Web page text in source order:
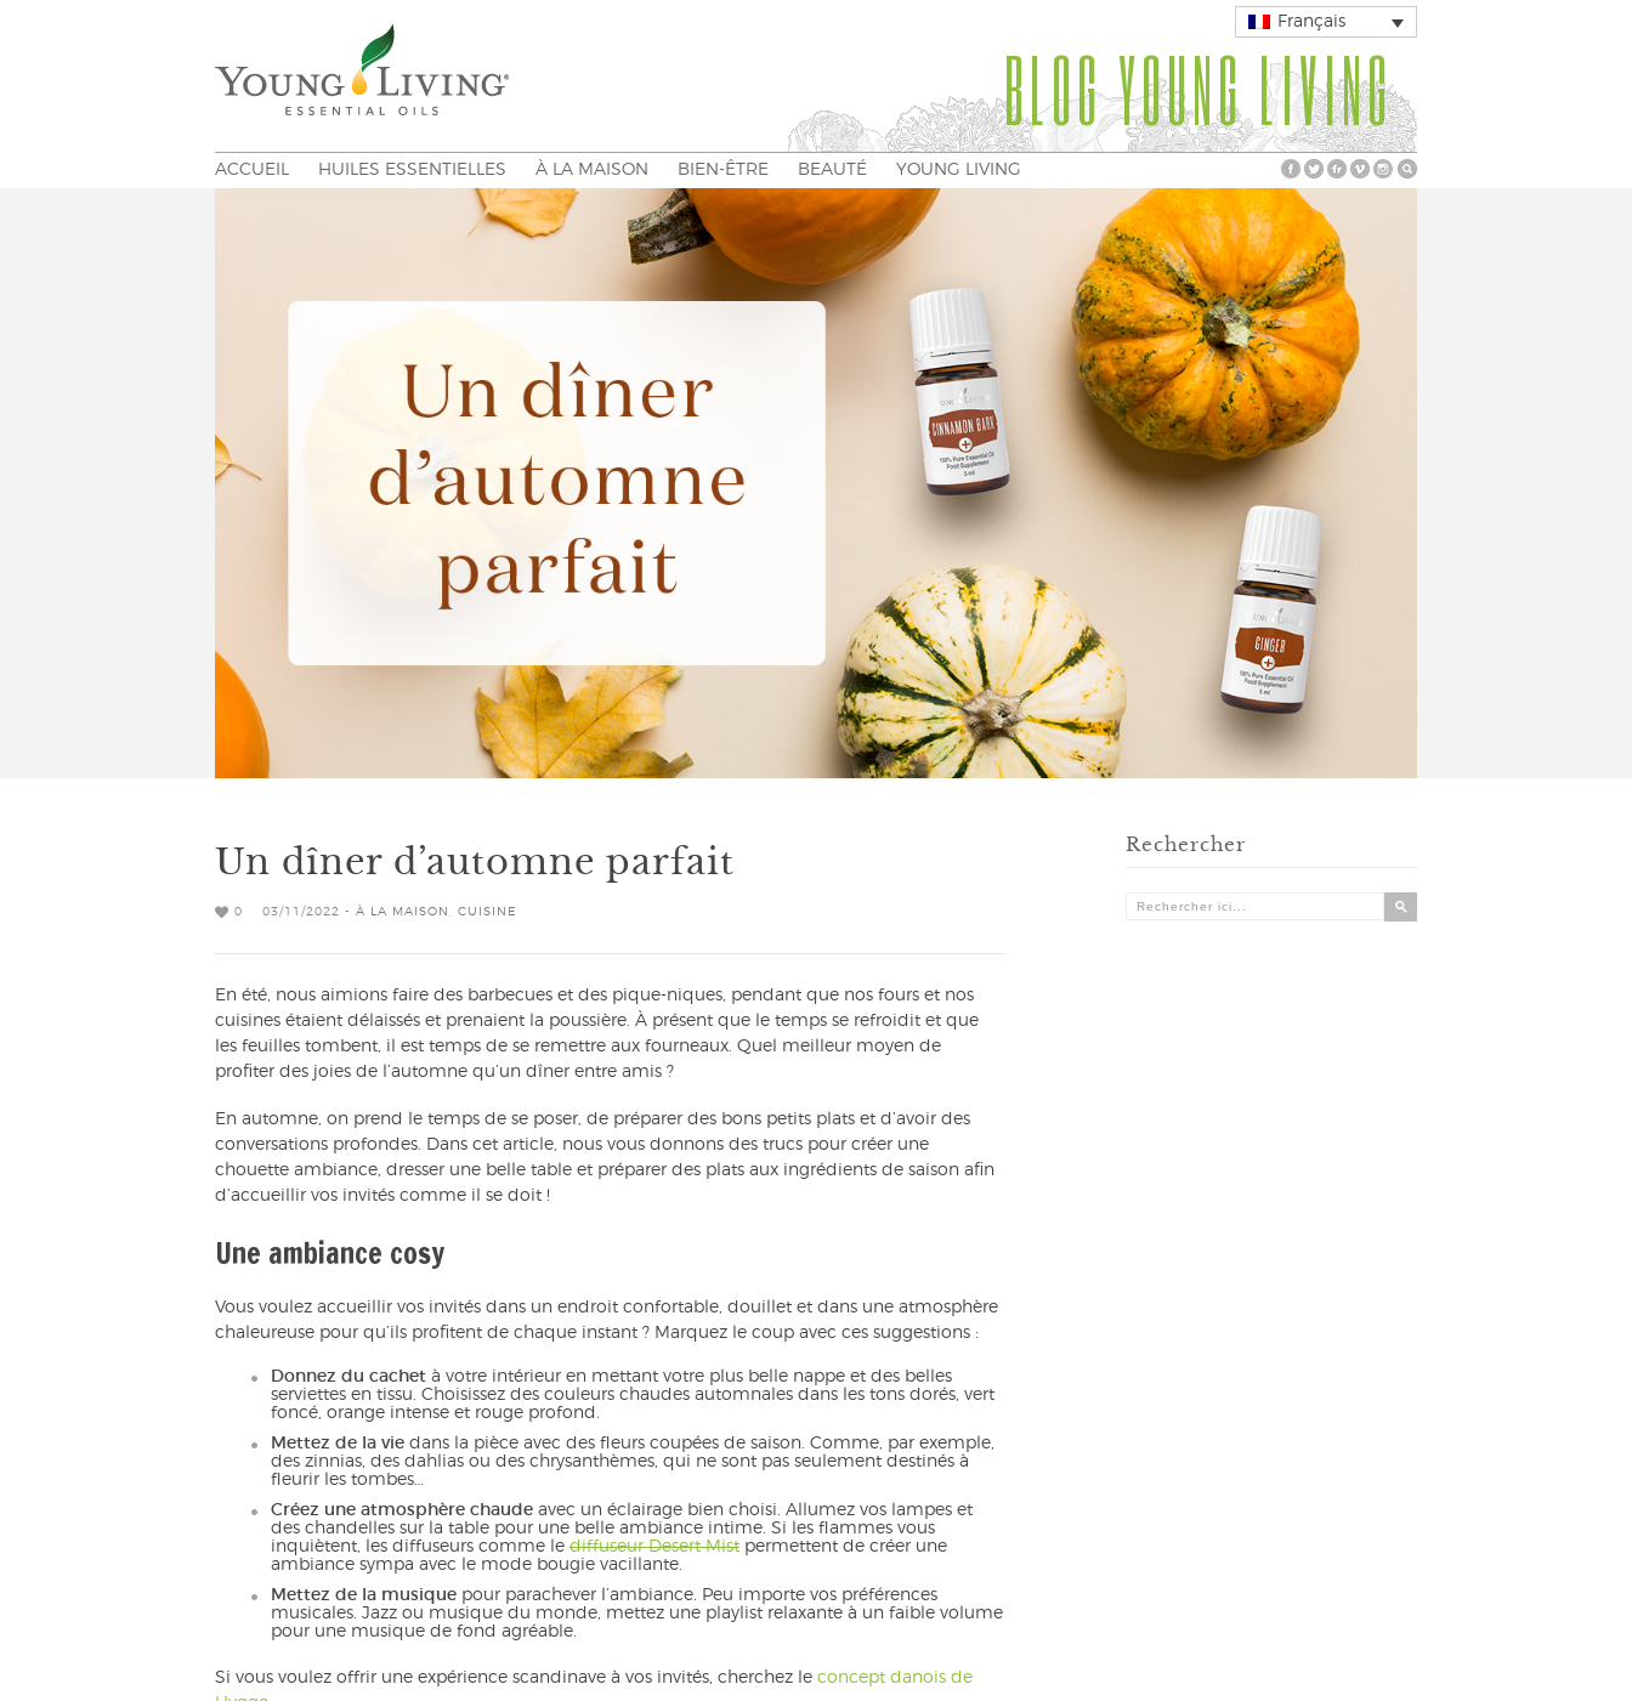
Français
BLOG YOUNG LIVING
ACCUEIL HUILES ESSENTIELLES À LA MAISON BIEN-ÊTRE BEAUTÉ YOUNG LIVING
Un dîner d’automne parfait
0 03/11/2022 - À LA MAISON CUISINE
En été, nous aimions faire des barbecues et des pique-niques, pendant que nos fours et nos
cuisines étaient délaissés et prenaient la poussière. À présent que le temps se refroidit et que
les feuilles tombent, il est temps de se remettre aux fourneaux. Quel meilleur moyen de
profiter des joies de l’automne qu’un dîner entre amis ?
En automne, on prend le temps de se poser, de préparer des bons petits plats et d’avoir des
conversations profondes. Dans cet article, nous vous donnons des trucs pour créer une
chouette ambiance, dresser une belle table et préparer des plats aux ingrédients de saison afin
d’accueillir vos invités comme il se doit !
Une ambiance cosy
Vous voulez accueillir vos invités dans un endroit confortable, douillet et dans une atmosphère
chaleureuse pour qu’ils profitent de chaque instant ? Marquez le coup avec ces suggestions :
Donnez du cachet à votre intérieur en mettant votre plus belle nappe et des belles
serviettes en tissu. Choisissez des couleurs chaudes automnales dans les tons dorés, vert
foncé, orange intense et rouge profond.
Mettez de la vie dans la pièce avec des fleurs coupées de saison. Comme, par exemple,
des zinnias, des dahlias ou des chrysanthèmes, qui ne sont pas seulement destinés à
fleurir les tombes…
Créez une atmosphère chaude avec un éclairage bien choisi. Allumez vos lampes et
des chandelles sur la table pour une belle ambiance intime. Si les flammes vous
inquiètent, les diffuseurs comme le diffuseur Desert Mist permettent de créer une
ambiance sympa avec le mode bougie vacillante.
Mettez de la musique pour parachever l’ambiance. Peu importe vos préférences
musicales. Jazz ou musique du monde, mettez une playlist relaxante à un faible volume
pour une musique de fond agréable.
Si vous voulez offrir une expérience scandinave à vos invités, cherchez le concept danois de
Rechercher